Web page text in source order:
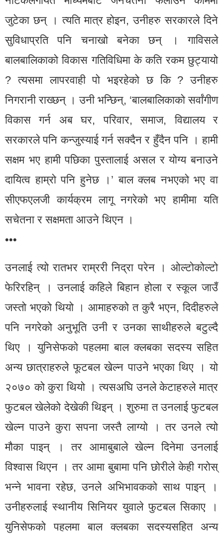
जुटेका छन् । त्यति मात्र होइन, उनीहरु सरकारले दिने
सुविधाप्रति पनि चनाखो बनेका छन् । गाविसले
बालबालिकाको विकास गतिविधिमा के कति रकम छुट्यायो
? त्यसमा लापरवाही पो भइरहेको छ कि ? उनीहरु
निगरानी राख्छन् । उनी भन्छिन्, ‘बालबालिकाको सर्वांगीण
विकास गर्न अब घर, परिवार, समाज, विद्यालय र
सरकारले पनि कन्जुस्याई गर्न सक्दैन र हुँदैन पनि । हामी
सक्षम भए हामी पछिका पुस्तालाई असल र योग्य बनाउने
दायित्व हाम्रो पनि हुनेछ ।’ बाल क्लब नभएको भए वा
सीएफएलजी कार्यक्रम लागू नगरेको भए हामीमा यति
सचेतना र सक्षमता आउने थिएन ।
•••
उनलाई त्यो रातभर राम्ररी निद्रा परेन । ओल्टोकोल्टो
फेरिरहिन् । उनलाई कहिले बिहान होला र स्कूल जाउँ
जस्तो भएको थियो । आमाहरुको त कुरै भएन, दिदीहरुले
पनि नगरेको अनुभूति उनी र उनका साथीहरुले बटुल्दै
थिए । युनिसेफको पहलमा बाल क्लबका सदस्य सहित
अन्य छात्राहरुले फूटबल खेल्न पाउने भएका थिए । यो
२०७० को कुरा थियो । त्यसअघि उनले केटाहरुले मात्र
फुटबल खेलेको देखेकी थिइन् । शुरुमा त उनलाई फुटबल
खेल्न पाउने कुरा सपना जस्तै लाग्यो । तर उनले त्यो
मौका पाइन् । तर आमाबुबाले खेल्न दिनेमा उनलाई
विश्वास थिएन । तर आमा बुबामा पनि छोरीले केही गरोस्
भन्ने भावना रहेछ, उनले अभिभावकको साथ पाइन् ।
उनीहरुलाई स्थानीय सिनियर युवाले फुटबल सिकाए ।
युनिसेफको पहलमा बाल क्लबका सदस्यसहित अन्य